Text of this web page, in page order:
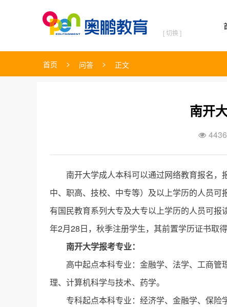
[ 切换 ]
首页 > 问答 > 正文
南开
 4436
南开大学成人本科可以通过网络教育报名，
中、职高、技校、中专等）及以上学历的人员
有国民教育系列大专及大专以上学历的人员可
年2月28日，秋季注册学生，其前置学历证书取
南开大学报考专业：
高中起点本科专业：金融学、法学、工商
理、计算机科学与技术、药学。
专科起点本科专业：经济学、金融学、保